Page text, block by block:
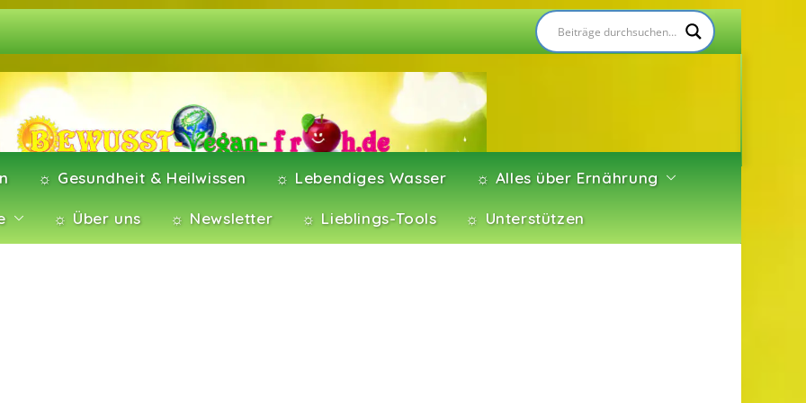
☼ Gesundheit & Heilwissen ☼ Lebendiges Wasser ☼ Alles über Ernährung
☼ Über uns ☼ Newsletter ☼ Lieblings-Tools ☼ Unterstützen